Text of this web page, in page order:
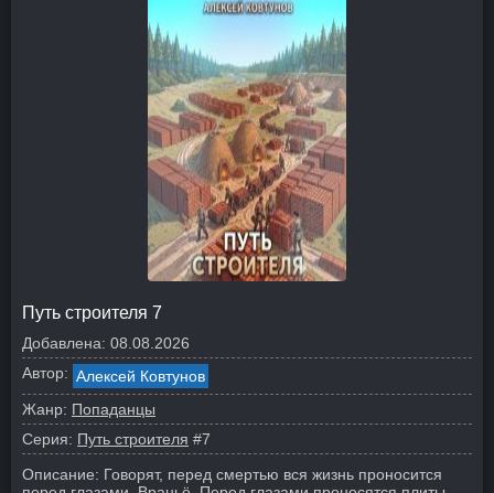
Путь строителя 7
Добавлена: 08.08.2026
Автор: Алексей Ковтунов
Жанр: Попаданцы
Серия: Путь строителя #7
Описание: Говорят, перед смертью вся жизнь проносится